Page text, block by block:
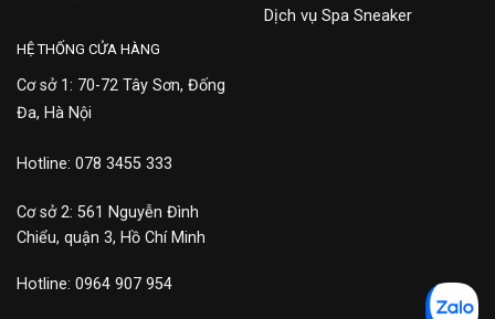
Dịch vụ Spa Sneaker
HỆ THỐNG CỬA HÀNG
Cơ sở 1: 70-72 Tây Sơn, Đống
Đa, Hà Nội
Hotline: 078 3455 333
Cơ sở 2: 561 Nguyễn Đình
Chiểu, quận 3, Hồ Chí Minh
Hotline: 0964 907 954